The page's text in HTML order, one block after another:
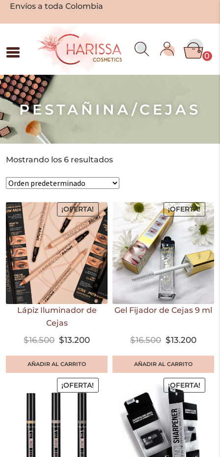
Envíos a toda Colombia
0
PESTAÑINA/CEJAS
Mostrando los 6 resultados
¡OFERTA!
Lápiz Iluminador de
Cejas
$16.500 $13.200
AÑADIR AL CARRITO
¡OFERTA!
Gel Fijador de Cejas 9 ml
$16.500 $13.200
AÑADIR AL CARRITO
¡OFERTA! ¡OFERTA!